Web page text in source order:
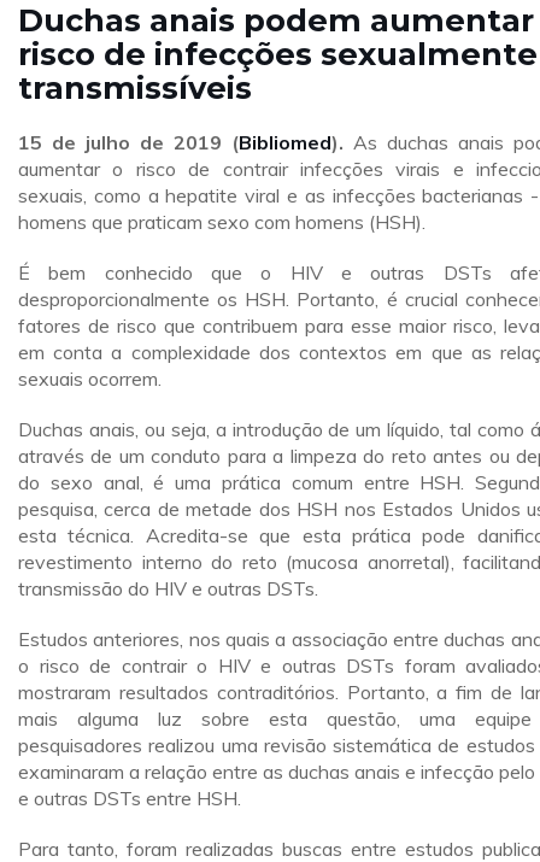
Duchas anais podem aumentar
risco de infecções sexualmente
transmissíveis
15 de julho de 2019 (Bibliomed). As duchas anais
aumentar o risco de contrair infecções virais e
sexuais, como a hepatite viral e as infecções bacterianas
homens que praticam sexo com homens (HSH).
É bem conhecido que o HIV e outras DSTs
desproporcionalmente os HSH. Portanto, é crucial
fatores de risco que contribuem para esse maior risco,
em conta a complexidade dos contextos em que as
sexuais ocorrem.
Duchas anais, ou seja, a introdução de um líquido, tal como
através de um conduto para a limpeza do reto antes ou
do sexo anal, é uma prática comum entre HSH.
pesquisa, cerca de metade dos HSH nos Estados Unidos
esta técnica. Acredita-se que esta prática pode
revestimento interno do reto (mucosa anorretal),
transmissão do HIV e outras DSTs.
Estudos anteriores, nos quais a associação entre duchas
o risco de contrair o HIV e outras DSTs foram
mostraram resultados contraditórios. Portanto, a fim de
mais alguma luz sobre esta questão, uma
pesquisadores realizou uma revisão sistemática de estudos
examinaram a relação entre as duchas anais e infecção pelo
e outras DSTs entre HSH.
Para tanto, foram realizadas buscas entre estudos